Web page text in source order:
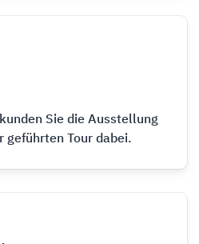
Sie die Ausstellung
geführten Tour dabei.